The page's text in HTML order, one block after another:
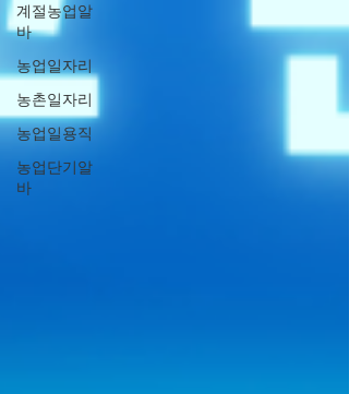
계절농업알
바
농업일자리
농촌일자리
농업일용직
농업단기알
바